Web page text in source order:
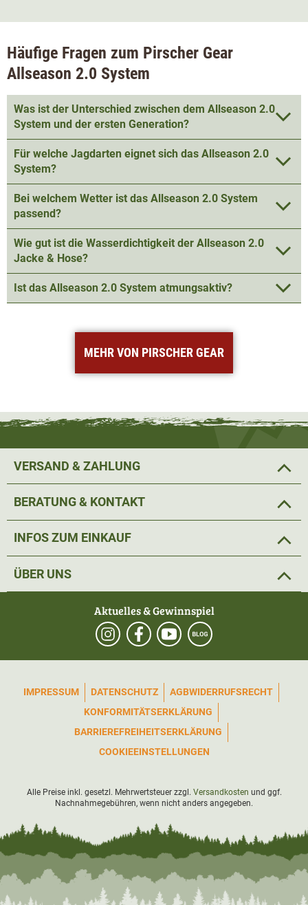
Häufige Fragen zum Pirscher Gear
Allseason 2.0 System
Was ist der Unterschied zwischen dem Allseason 2.0
System und der ersten Generation?
Für welche Jagdarten eignet sich das Allseason 2.0
System?
Bei welchem Wetter ist das Allseason 2.0 System
passend?
Wie gut ist die Wasserdichtigkeit der Allseason 2.0
Jacke & Hose?
Ist das Allseason 2.0 System atmungsaktiv?
MEHR VON PIRSCHER GEAR
VERSAND & ZAHLUNG
BERATUNG & KONTAKT
INFOS ZUM EINKAUF
ÜBER UNS
Aktuelles & Gewinnspiel
IMPRESSUM DATENSCHUTZ AGBWIDERRUFSRECHT
KONFORMITÄTSERKLÄRUNG
BARRIEREFREIHEITSERKLÄRUNG
COOKIEEINSTELLUNGEN
Alle Preise inkl. gesetzl. Mehrwertsteuer zzgl. Versandkosten und ggf.
Nachnahmegebühren, wenn nicht anders angegeben.